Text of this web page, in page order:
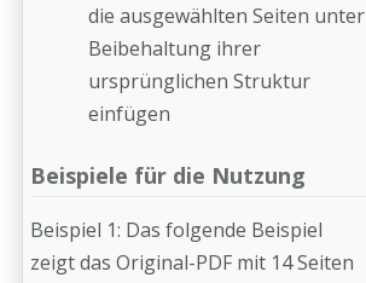
die ausgewählten Seiten unter
Beibehaltung ihrer
ursprünglichen Struktur
einfügen
Beispiele für die Nutzung
Beispiel 1: Das folgende Beispiel
zeigt das Original-PDF mit 14 Seiten